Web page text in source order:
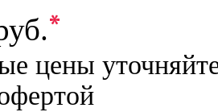
*
цены